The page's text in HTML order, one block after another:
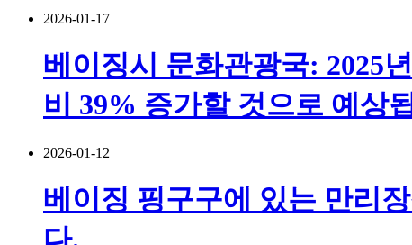
2026-01-17
베이징시 문화관광국: 2025
비 39% 증가할 것으로 예상
2026-01-12
베이징 핑구구에 있는 만리